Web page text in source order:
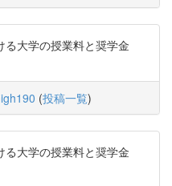
大学の授業料と奨学金
(投稿一覧)
大学の授業料と奨学金